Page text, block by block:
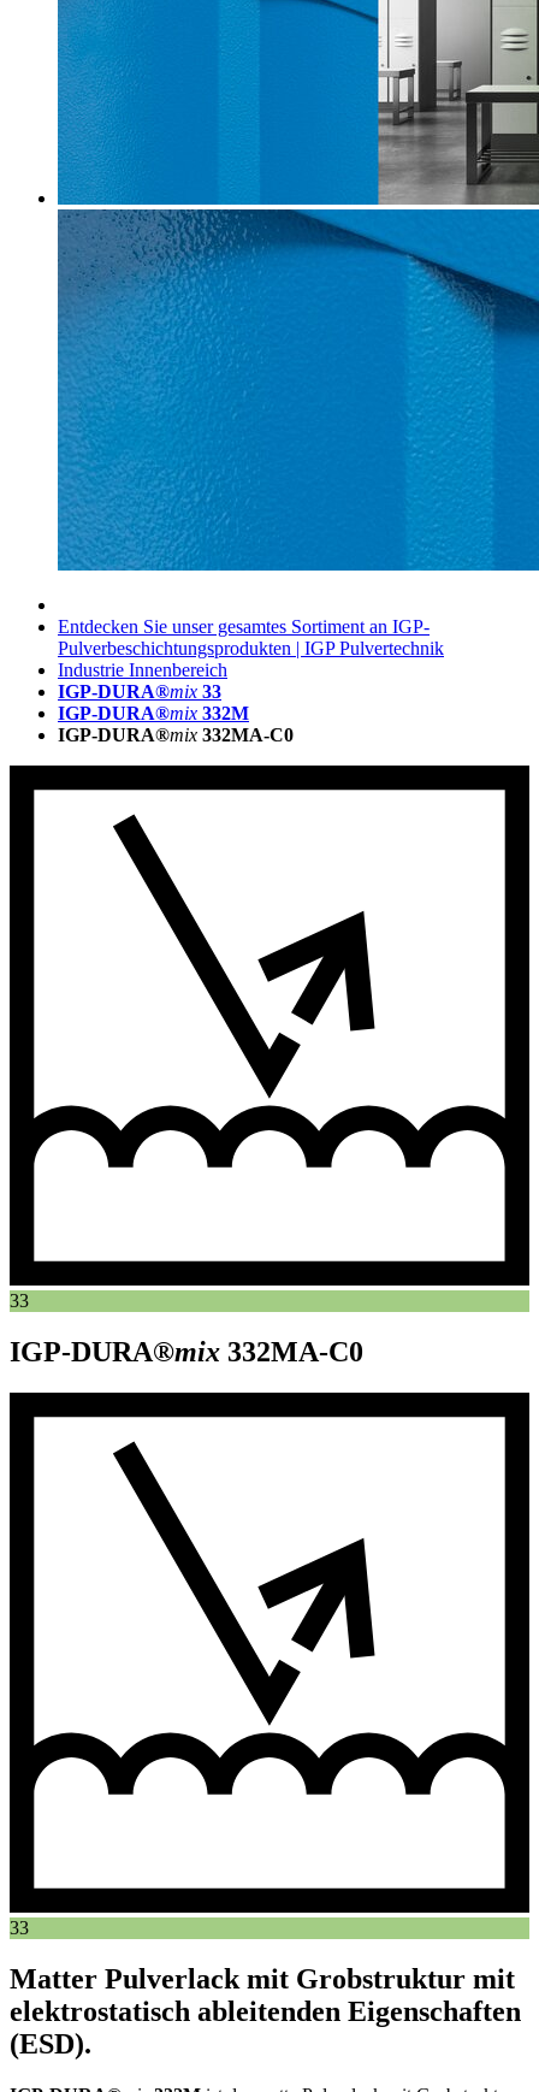
Entdecken Sie unser gesamtes Sortiment an IGP-
Pulverbeschichtungsprodukten | IGP Pulvertechnik
Industrie Innenbereich
IGP-DURA®mix 33
IGP-DURA®mix 332M
IGP-DURA®mix 332MA-C0
33
IGP-DURA®mix 332MA-C0
33
Matter Pulverlack mit Grobstruktur mit
elektrostatisch ableitenden Eigenschaften
(ESD).